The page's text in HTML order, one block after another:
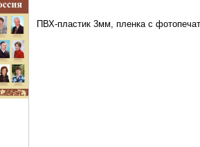
ПВХ-пластик 3мм, пленка с